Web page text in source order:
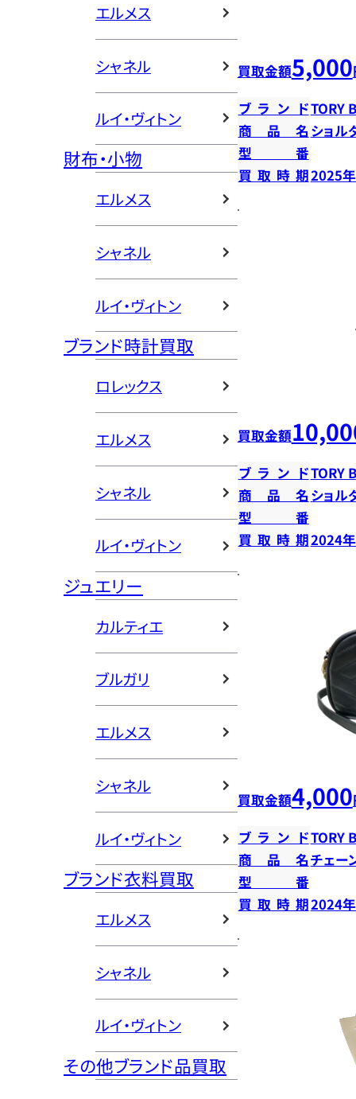
エルメス
シャネル
ルイ・ヴィトン
財布・小物
エルメス
シャネル
ルイ・ヴィトン
ブランド時計買取
ロレックス
エルメス
シャネル
ルイ・ヴィトン
ジュエリー
カルティエ
ブルガリ
エルメス
シャネル
ルイ・ヴィトン
ブランド衣料買取
エルメス
シャネル
ルイ・ヴィトン
その他ブランド品買取
買取金額5,000
ブランドTORY
商品名 ショル
型番
買取時期2025
買取金額
ブランドTORY
商品名 ショル
型番
買取時期2024
買取金額4,000
ブランドTORY
商品名チェー
型番
買取時期2024